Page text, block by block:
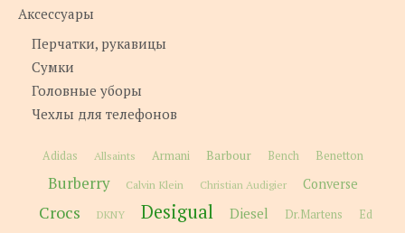
Аксессуары
Перчатки, рукавицы
Сумки
Головные уборы
Чехлы для телефонов
Adidas Allsaints Armani Barbour Bench Benetton
Burberry Calvin Klein Christian Audigier Converse
Crocs DKNY Desigual Diesel Dr.Martens
Ed